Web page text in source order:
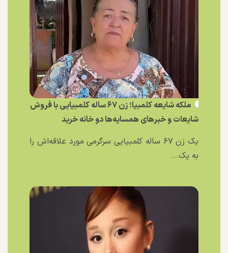
ملکه شایعه کلمبیا؛ زن ۶۷ ساله کلمبیایی با فروش
شایعات و خبر‌های همسایه‌ها دو خانه خرید
یک زن ۶۷ ساله کلمبیایی سرگرمی مورد علاقه‌اش را
به یک...